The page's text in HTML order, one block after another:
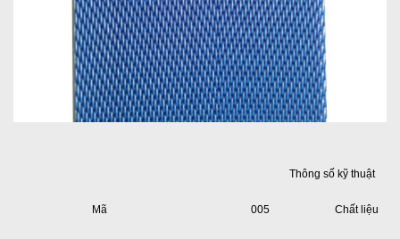
Thông số kỹ thuật
Mã 005 Chất liệu